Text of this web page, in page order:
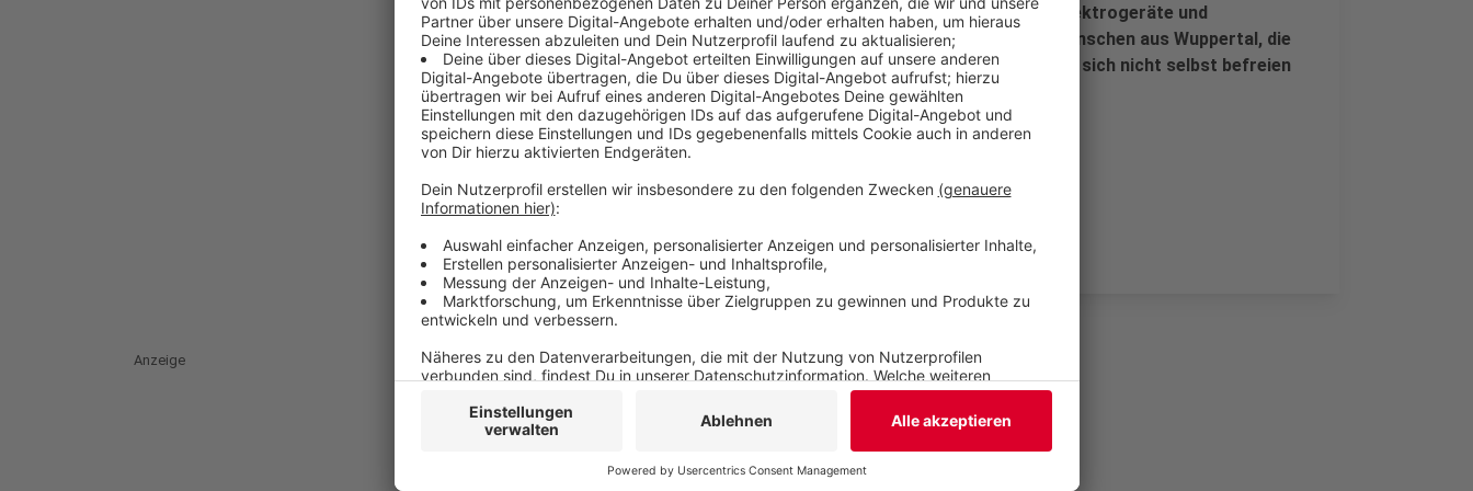
Unterstützung ist aber gleich geblieben: Lebensunterhalt, Elektrogeräte und
Energieversorgung sind die größten Faktoren. "WIN" hilft Menschen aus Wuppertal, die
unverschuldet in eine finanzielle Notlage geraten, aus der sie sich nicht selbst befreien
können.
Veröffentlicht:Mittwoch, 03.01.2024 06:49
Anzeige
Anzeige